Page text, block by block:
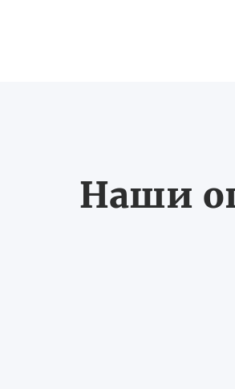
Наши